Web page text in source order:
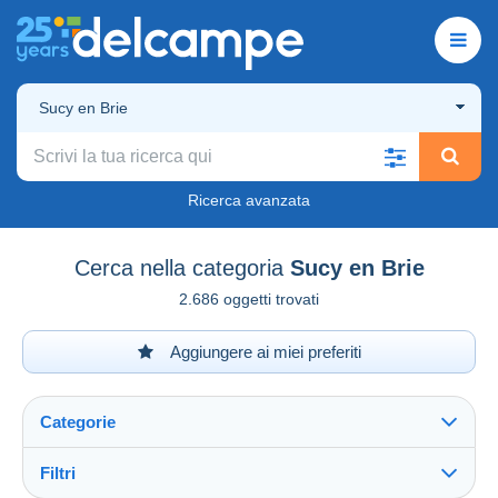
Sucy en Brie
Ricerca avanzata
Cerca nella categoria Sucy en Brie
2.686 oggetti trovati
Aggiungere ai miei preferiti
Categorie
Filtri